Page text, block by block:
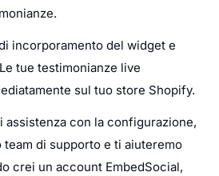
incorporamento del widget e
tue testimonianze live
sul tuo store Shopify.
assistenza con la configurazione,
di supporto e ti aiuteremo
crei un account EmbedSocial,